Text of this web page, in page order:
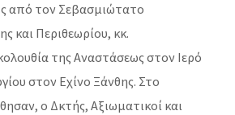
από τον Σεβασμιώτατο
και Περιθεωρίου, κκ.
της Αναστάσεως στον Ιερό
στον Εχίνο Ξάνθης. Στο
ο Δκτής, Αξιωματικοί και